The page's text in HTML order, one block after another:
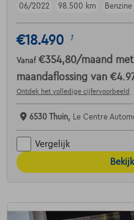
06/2022
98.500 km Benzine
€18.490 1
Vanaf €354,80/maand
maandaflossing van
Ontdek het volledige cijfervoorbeeld
6530 Thuin, Le Centre
Vergelijk